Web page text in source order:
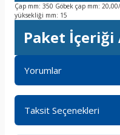
Çap mm: 350 Göbek çap mm:
yüksekliği mm: 15
Paket İçeriği
Yorumlar
Taksit Seçenekleri